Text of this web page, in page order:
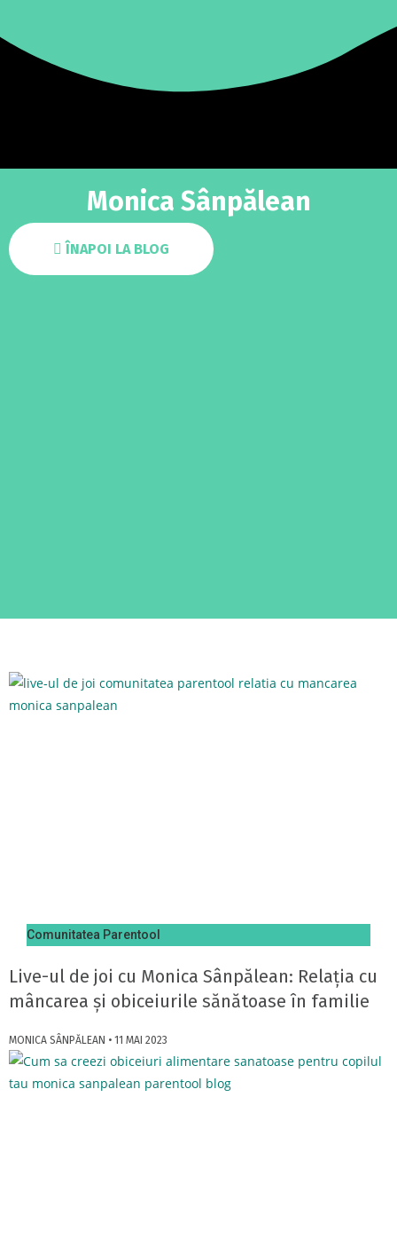
Monica Sânpălean
ÎNAPOI LA BLOG
Comunitatea Parentool
Live-ul de joi cu Monica Sânpălean: Relația cu
mâncarea și obiceiurile sănătoase în familie
MONICA SÂNPĂLEAN 11 MAI 2023